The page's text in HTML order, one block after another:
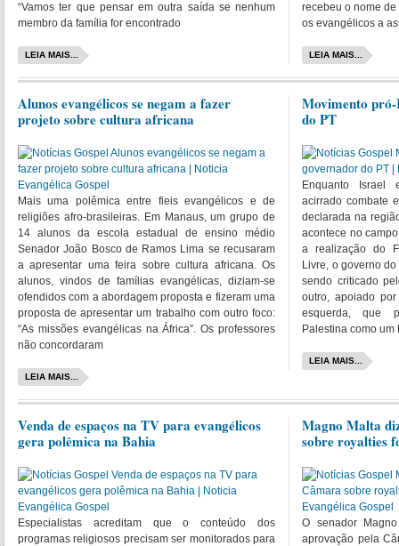
“Vamos ter que pensar em outra saída se nenhum
membro da família for encontrado
LEIA MAIS...
recebeu o nome de
os evangélicos a
LEIA MAIS...
Alunos evangélicos se negam a fazer
projeto sobre cultura africana
Mais uma polêmica entre fieis evangélicos e de
religiões afro-brasileiras. Em Manaus, um grupo de
14 alunos da escola estadual de ensino médio
Senador João Bosco de Ramos Lima se recusaram
a apresentar uma feira sobre cultura africana. Os
alunos, vindos de famílias evangélicas, diziam-se
ofendidos com a abordagem proposta e fizeram uma
proposta de apresentar um trabalho com outro foco:
“As missões evangélicas na África”. Os professores
não concordaram
LEIA MAIS...
Movimento
do PT
Enquanto Israel
acirrado combate
declarada na
acontece no
a realização do
Livre, o governo
sendo criticado
outro, apoiado
esquerda, que
Palestina como
LEIA MAIS...
Venda de espaços na TV para evangélicos
gera polêmica na Bahia
Especialistas acreditam que o conteúdo dos
programas religiosos precisam ser monitorados para
Magno Malta
sobre royalties
O senador
aprovação pela